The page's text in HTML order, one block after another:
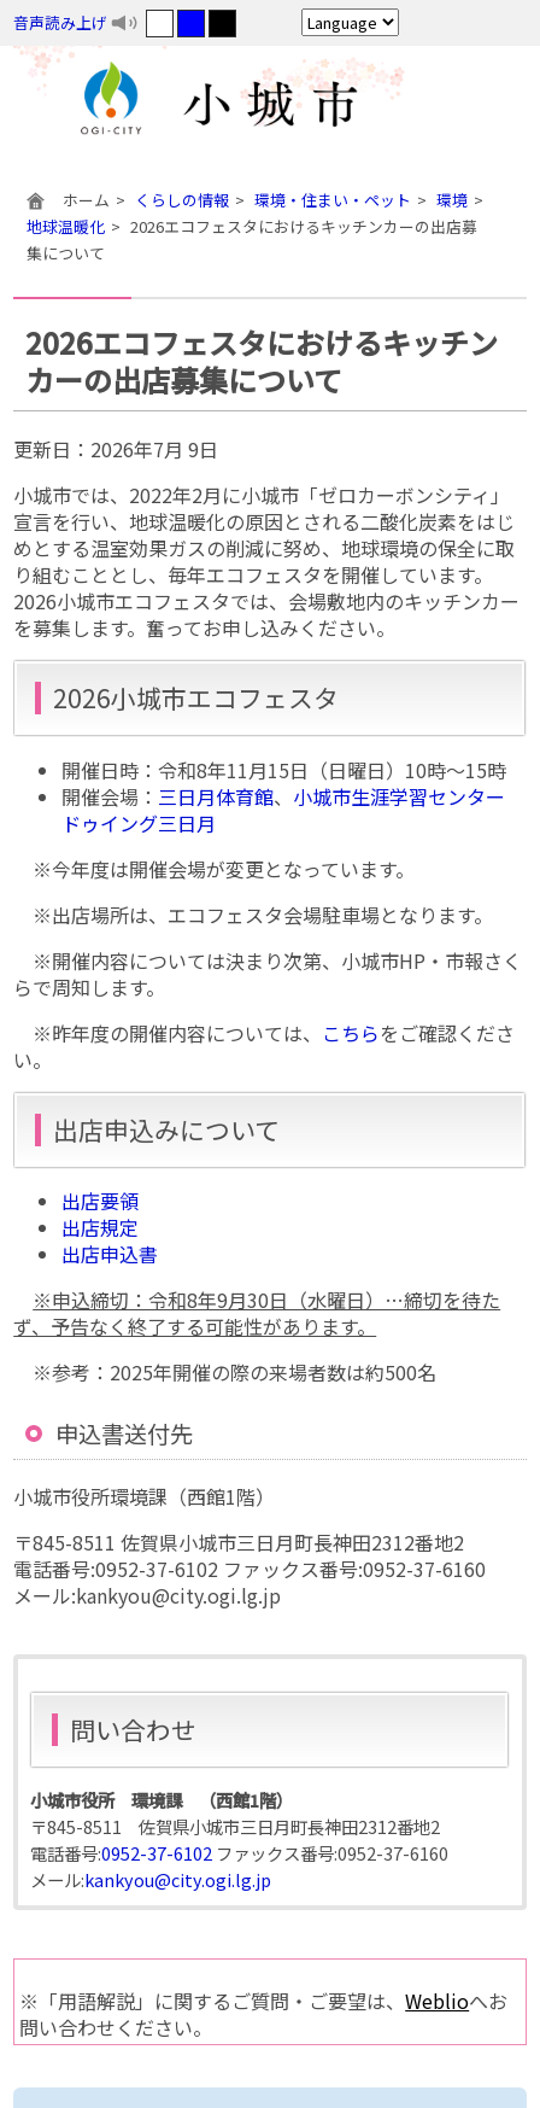
音声読み上げ
ホーム くらしの情報 環境・住まい・ペット
環境
地球温暖化
2026エコフェスタにおけるキッチンカーの出店募
集について
2026エコフェスタにおけるキッチン
カーの出店募集について
更新日： 2026年7月 9日
小城市では、2022年2月に小城市「ゼロカーボンシティ」
宣言を行い、地球温暖化の原因とされる二酸化炭素をはじ
めとする温室効果ガスの削減に努め、地球環境の保全に取
り組むこととし、毎年エコフェスタを開催しています。
2026小城市エコフェスタでは、会場敷地内のキッチンカー
を募集します。奮ってお申し込みください。
2026小城市エコフェスタ
開催日時：令和8年11月15日（日曜日）10時〜15時
開催会場： 三日月体育館、 小城市生涯学習センター
ドゥイング三日月
※今年度は開催会場が変更となっています。
※出店場所は、エコフェスタ会場駐車場となります。
※開催内容については決まり次第、小城市HP・市報さく
らで周知します。
※昨年度の開催内容については、 こちらをご確認くださ
い。
出店申込みについて
出店要領
出店規定
出店申込書
※申込締切：令和8年9月30日（水曜日）…締切を待た
ず、予告なく終了する可能性があります。
※参考：2025年開催の際の来場者数は約500名
申込書送付先
小城市役所環境課（西館1階）
〒845-8511 佐賀県小城市三日月町長神田2312番地2
電話番号:0952-37-6102 ファックス番号:0952-37-6160
メール:kankyou@city.ogi.lg.jp
問い合わせ
小城市役所 環境課 （西館1階）
〒845-8511 佐賀県小城市三日月町長神田2312番地2
電話番号:0952-37-6102 ファックス番号:0952-37-6160
メール:kankyou@city.ogi.lg.jp
※「用語解説」に関するご質問・ご要望は、Weblioへお
問い合わせください。